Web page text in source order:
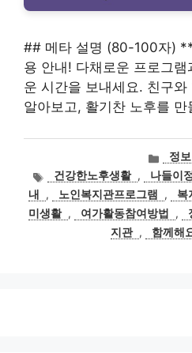
## 메타 설명 (80-100자)
용 안내! 다채로운 프로그램
운 시간을 보내세요. 친구
알아보고, 활기찬 노후를
카
테
고
리
정보
태건강한노후생활 , 나들이
내
, 노인복지관프로그램 , 복
미생활 , 여가활동참여방법 ,
지관 , 함께해